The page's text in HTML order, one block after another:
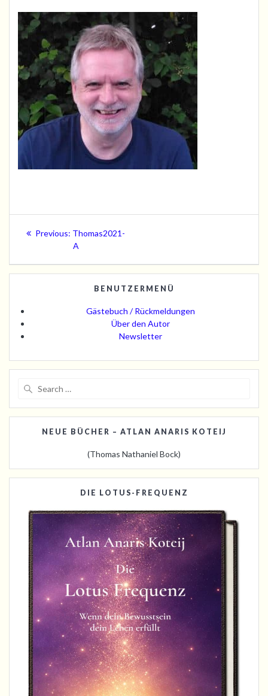
Beitragsnavigation
Previous: Previous
post:
Thomas2021-
A
BENUTZERMENÜ
Gästebuch / Rückmeldungen
Über den Autor
Newsletter
NEUE BÜCHER – ATLAN ANARIS KOTEIJ
(Thomas Nathaniel Bock)
DIE LOTUS-FREQUENZ